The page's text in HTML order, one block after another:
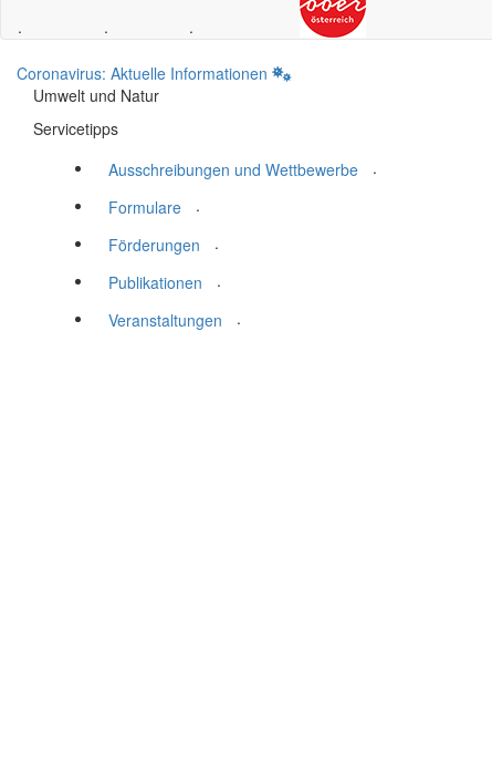
.
.
.
Coronavirus: Aktuelle Informationen
Umwelt und Natur
Servicetipps
Ausschreibungen und Wettbewerbe
.
Formulare
.
Förderungen
.
Publikationen
.
Veranstaltungen
.